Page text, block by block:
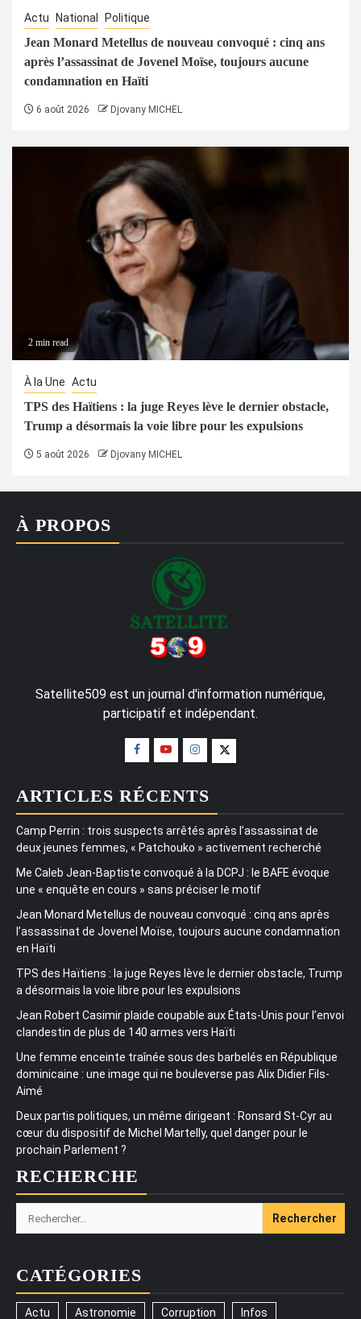
Actu National Politique
Jean Monard Metellus de nouveau convoqué : cinq ans
après l’assassinat de Jovenel Moïse, toujours aucune
condamnation en Haïti
6 août 2026 Djovany MICHEL
2 min read
À la Une Actu
TPS des Haïtiens : la juge Reyes lève le dernier obstacle,
Trump a désormais la voie libre pour les expulsions
5 août 2026 Djovany MICHEL
À PROPOS
Satellite509 est un journal d'information numérique,
participatif et indépendant.
ARTICLES RÉCENTS
Camp Perrin : trois suspects arrêtés après l’assassinat de
deux jeunes femmes, « Patchouko » activement recherché
Me Caleb Jean-Baptiste convoqué à la DCPJ : le BAFE évoque
une « enquête en cours » sans préciser le motif
Jean Monard Metellus de nouveau convoqué : cinq ans après
l’assassinat de Jovenel Moïse, toujours aucune condamnation
en Haïti
TPS des Haïtiens : la juge Reyes lève le dernier obstacle, Trump
a désormais la voie libre pour les expulsions
Jean Robert Casimir plaide coupable aux États-Unis pour l’envoi
clandestin de plus de 140 armes vers Haïti
Une femme enceinte traînée sous des barbelés en République
dominicaine : une image qui ne bouleverse pas Alix Didier Fils-
Aimé
Deux partis politiques, un même dirigeant : Ronsard St-Cyr au
cœur du dispositif de Michel Martelly, quel danger pour le
prochain Parlement ?
RECHERCHE
Rechercher :
CATÉGORIES
Actu Astronomie Corruption Infos